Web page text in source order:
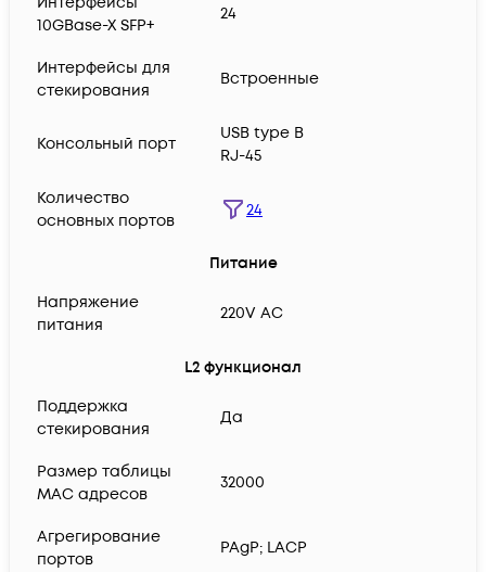
10GBase-X SFP+
24
Интерфейсы для
стекирования
Встроенные
Консольный порт
USB type B
RJ-45
Количество
основных портов
24
Питание
Напряжение
питания
220V AC
L2 функционал
Поддержка
стекирования
Да
Размер таблицы
MAC адресов
32000
Агрегирование
портов
PAgP; LACP